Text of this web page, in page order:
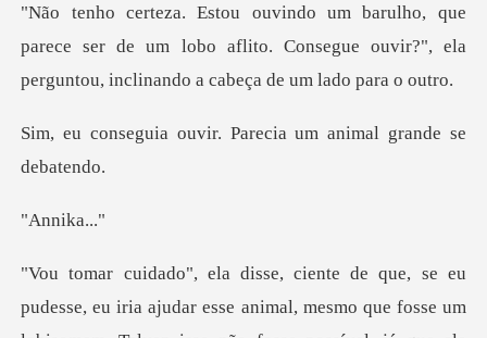
rece ser de um lobo aflito. Consegue ouvir?", ela
pe
ir. Parecia um animal
nik